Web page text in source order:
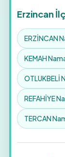
Erzincan
ERZİNCAN
KEMAH
OTLUKBELİ
REFAHİYE
TERCAN